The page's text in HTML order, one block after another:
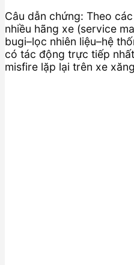
Câu dẫn chứng: Theo
nhiều hãng xe (service
bugi–lọc nhiên liệu–hệ
có tác động trực tiếp
misfire lặp lại trên xe